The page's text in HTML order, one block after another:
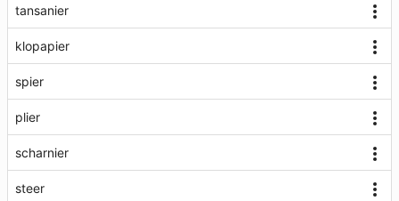
tansanier
klopapier
spier
plier
scharnier
steer